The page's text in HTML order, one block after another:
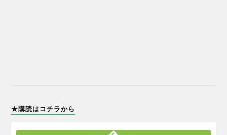
★購読はコチラから